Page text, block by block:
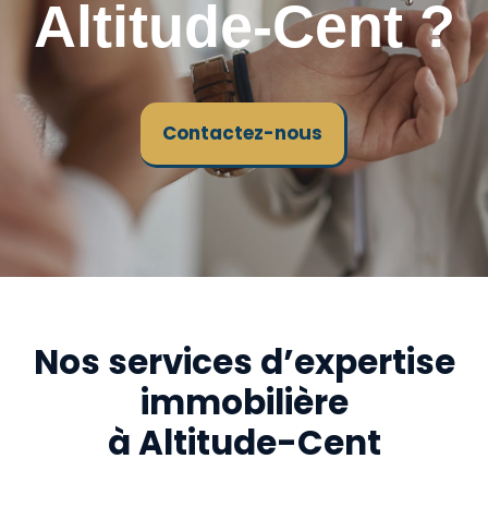
Altitude-Cent ?
Contactez-nous
Nos services d’expertise
immobilière
à Altitude-Cent